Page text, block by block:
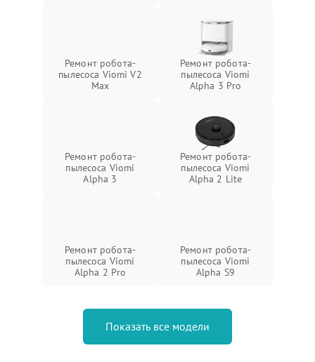
Ремонт робота-
пылесоса Viomi V2
Max
Ремонт робота-
пылесоса Viomi
Alpha 3 Pro
Ремонт робота-
пылесоса Viomi
Alpha 3
Ремонт робота-
пылесоса Viomi
Alpha 2 Lite
Ремонт робота-
пылесоса Viomi
Alpha 2 Pro
Ремонт робота-
пылесоса Viomi
Alpha S9
Показать все модели